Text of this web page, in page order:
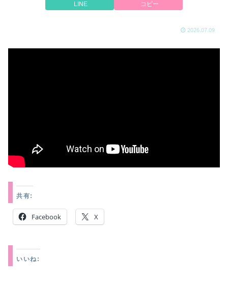
LINE コピー
2026.07.09
共有:
Facebook X
いいね: